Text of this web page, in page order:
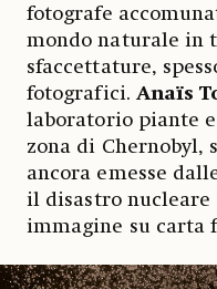
fotografe
mondo naturale in
sfaccettature,
fotografici. Anaïs
laboratorio piante
zona di
ancora emesse
il disastro
immagine su carta